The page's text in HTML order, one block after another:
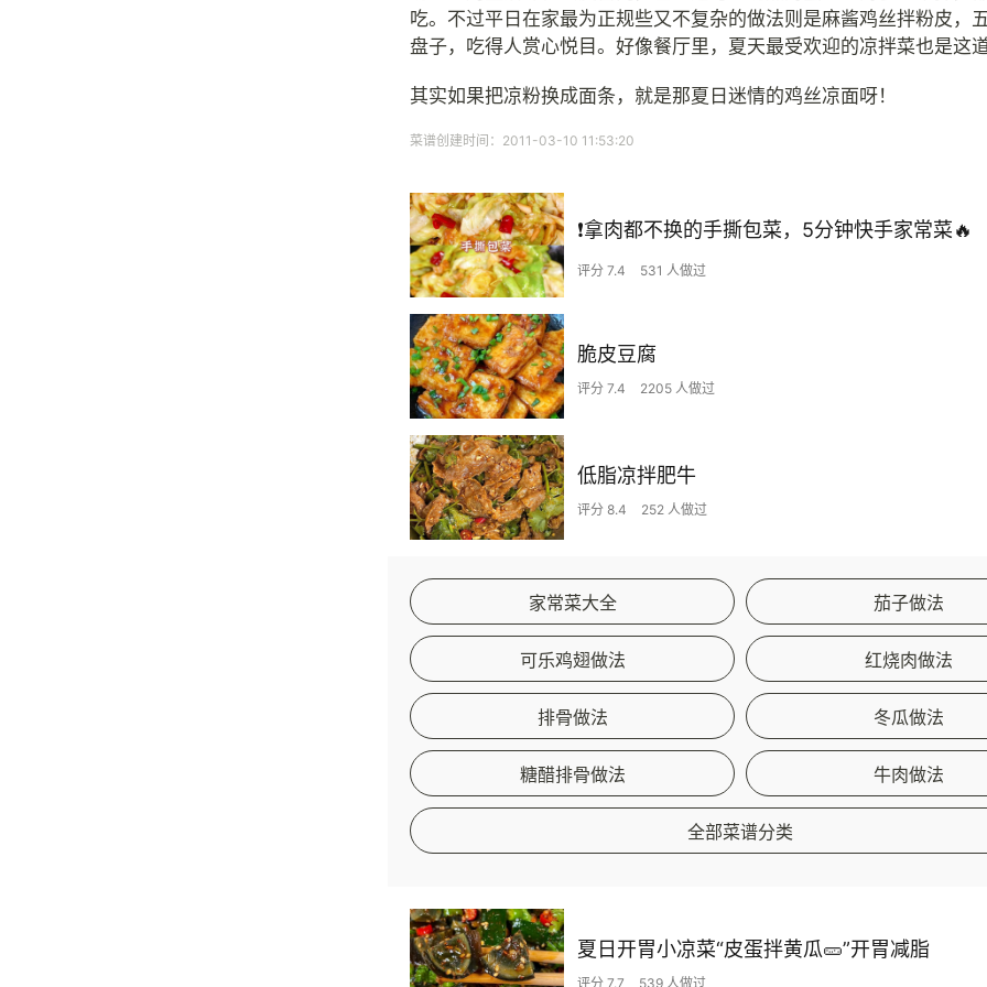
吃。不过平日在家最为正规些又不复杂的做法则是麻酱鸡丝拌粉皮，
盘子，吃得人赏心悦目。好像餐厅里，夏天最受欢迎的凉拌菜也是这道
其实如果把凉粉换成面条，就是那夏日迷情的鸡丝凉面呀！
菜谱创建时间：2011-03-10 11:53:20
❗拿肉都不换的手撕包菜，5分钟快手家常菜🔥
评分 7.4 531 人做过
脆皮豆腐
评分 7.4 2205 人做过
低脂凉拌肥牛
评分 8.4 252 人做过
家常菜大全 茄子做法
可乐鸡翅做法 红烧肉做法
排骨做法 冬瓜做法
糖醋排骨做法 牛肉做法
全部菜谱分类
夏日开胃小凉菜“皮蛋拌黄瓜🥒”开胃减脂
评分 7.7 539 人做过